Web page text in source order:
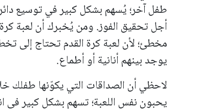
طفل آخر؛ يُسهم بشكل كبير في توسيع
أجل تحقيق الفوز. ومن يُخبرك أن لعبة
مخطئ؛ لأن لعبة كرة القدم تحتاج إلى
يوجد بينهم أنانية أو أطماع.
لاحظي أن الصداقات التي يكوّنها طفلك
يحبون نفس اللعبة؛ تسهم بشكل كبير